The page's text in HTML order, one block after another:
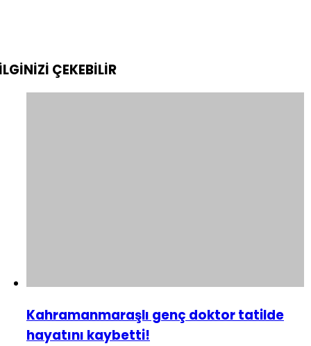
ÇEKEBİLİR
Kahramanmaraşlı genç doktor tatilde
hayatını kaybetti!